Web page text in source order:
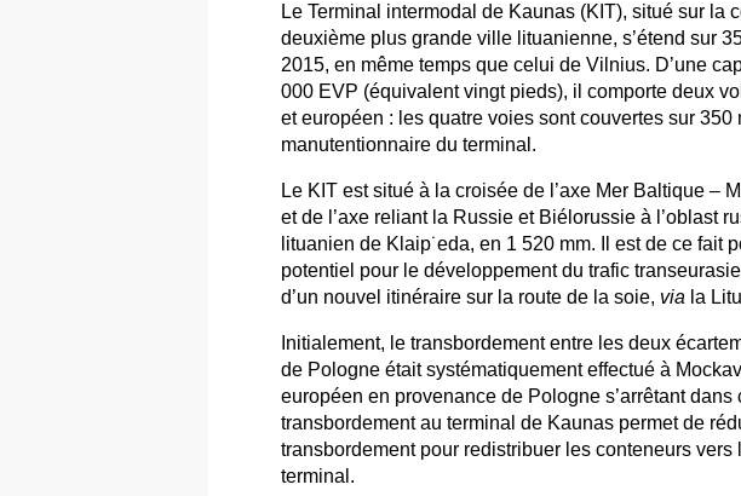
Le Terminal intermodal de Kaunas (KIT), situé sur la
deuxième plus grande ville lituanienne, s’étend sur
2015, en même temps que celui de Vilnius. D’une
000 EVP (équivalent vingt pieds), il comporte deux
et européen : les quatre voies sont couvertes sur 350
manutentionnaire du terminal.
Le KIT est situé à la croisée de l’axe Mer Baltique –
et de l’axe reliant la Russie et Biélorussie à l’oblast
lituanien de Klaip˙eda, en 1 520 mm. Il est de ce fait
potentiel pour le développement du trafic
d’un nouvel itinéraire sur la route de la soie, via la
Initialement, le transbordement entre les deux
de Pologne était systématiquement effectué à
européen en provenance de Pologne s’arrêtant
transbordement au terminal de Kaunas permet de
transbordement pour redistribuer les conteneurs vers
terminal.